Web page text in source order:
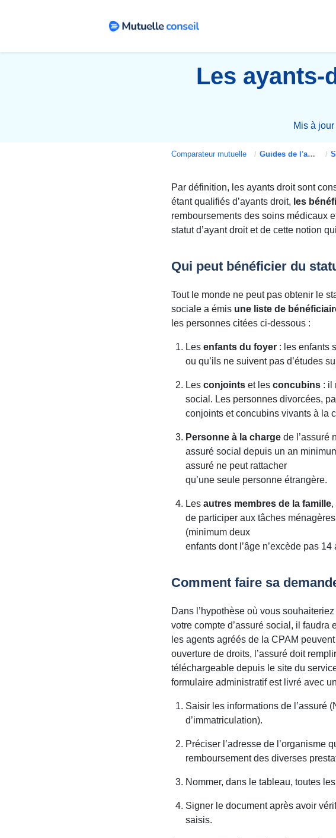
Les
Mis à
Comparateur mutuelle Guides de l'assurance santé
Par définition, les ayants droit sont
étant qualifiés d’ayants droit, les
remboursements des soins médicaux
statut d’ayant droit et de cette notion
Qui peut bénéficier du
Tout le monde ne peut pas obtenir le
sociale a émis une liste de
les personnes citées ci-dessous :
Les enfants du foyer: les enfants
ou qu’ils ne suivent pas d’études
Les conjointset les concubins: il
social. Les personnes divorcées,
conjoints et concubins vivants à la
Personne à la chargede l’assuré
assuré social depuis un an
assuré ne peut rattacher
qu’une seule personne étrangère.
Les autres membres de la famille,
de participer aux tâches
(minimum deux
enfants dont l’âge n’excède pas 14
Comment faire sa
Dans l’hypothèse où vous
votre compte d’assuré social, il faudra
les agents agréés de la CPAM
ouverture de droits, l’assuré doit
téléchargeable depuis le site du
formulaire administratif est livré avec
Saisir les informations de l’assuré
d’immatriculation).
Préciser l’adresse de l’organisme
remboursement des diverses
Nommer, dans le tableau, toutes
Signer le document après avoir
saisis.